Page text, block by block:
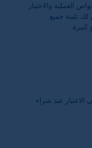
العملية والاختيار
تلبية جميع
الاعتبار عند شراء